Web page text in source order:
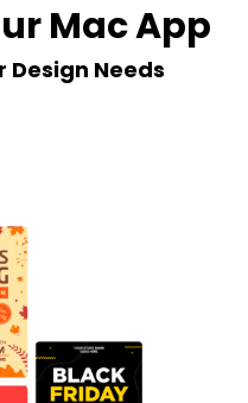
Mac App
Design Needs